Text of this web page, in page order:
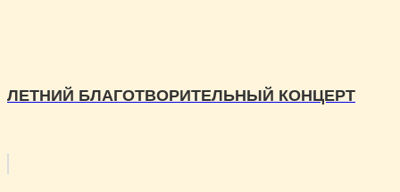
ЛЕТНИЙ БЛАГОТВОРИТЕЛЬНЫЙ КОНЦЕРТ